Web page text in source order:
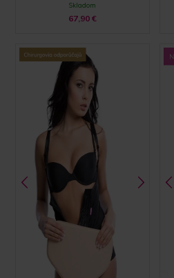
zakončením pomocou špeciálnej
Skladom
67,90€